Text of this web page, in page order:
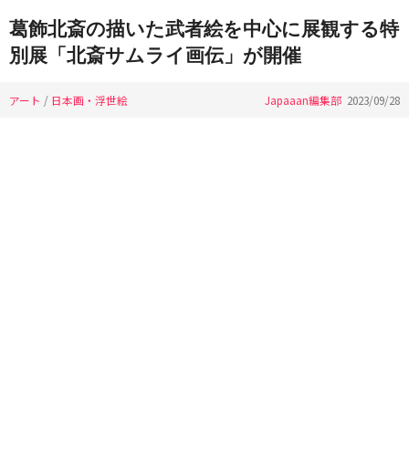
葛飾北斎の描いた武者絵を中心に展観する特
別展「北斎サムライ画伝」が開催
アート / 日本画・浮世絵 Japaaan編集部 2023/09/28